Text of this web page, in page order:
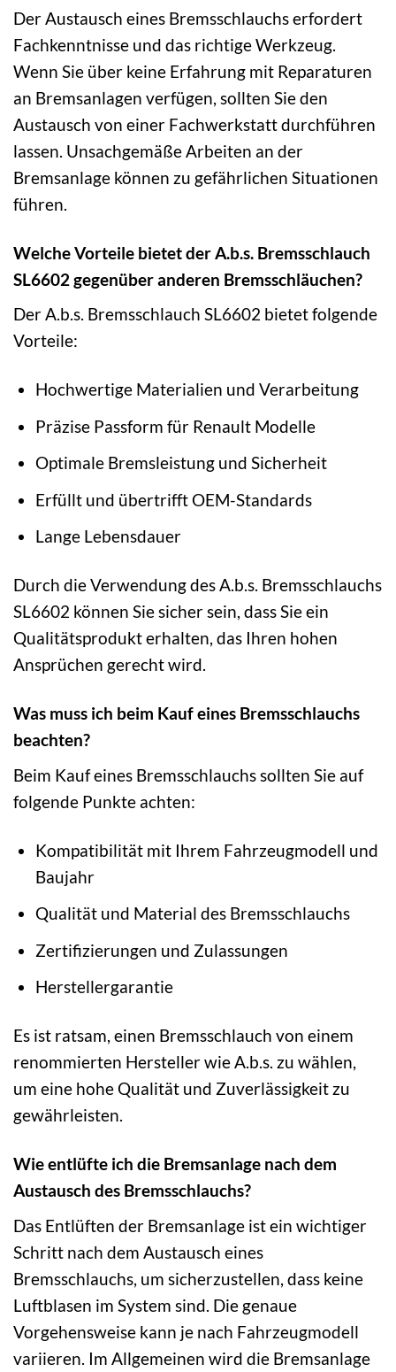
Der Austausch eines Bremsschlauchs erfordert
Fachkenntnisse und das richtige Werkzeug.
Wenn Sie über keine Erfahrung mit Reparaturen
an Bremsanlagen verfügen, sollten Sie den
Austausch von einer Fachwerkstatt durchführen
lassen. Unsachgemäße Arbeiten an der
Bremsanlage können zu gefährlichen Situationen
führen.
Welche Vorteile bietet der A.b.s. Bremsschlauch
SL6602 gegenüber anderen Bremsschläuchen?
Der A.b.s. Bremsschlauch SL6602 bietet folgende
Vorteile:
Hochwertige Materialien und Verarbeitung
Präzise Passform für Renault Modelle
Optimale Bremsleistung und Sicherheit
Erfüllt und übertrifft OEM-Standards
Lange Lebensdauer
Durch die Verwendung des A.b.s. Bremsschlauchs
SL6602 können Sie sicher sein, dass Sie ein
Qualitätsprodukt erhalten, das Ihren hohen
Ansprüchen gerecht wird.
Was muss ich beim Kauf eines Bremsschlauchs
beachten?
Beim Kauf eines Bremsschlauchs sollten Sie auf
folgende Punkte achten:
Kompatibilität mit Ihrem Fahrzeugmodell und
Baujahr
Qualität und Material des Bremsschlauchs
Zertifizierungen und Zulassungen
Herstellergarantie
Es ist ratsam, einen Bremsschlauch von einem
renommierten Hersteller wie A.b.s. zu wählen,
um eine hohe Qualität und Zuverlässigkeit zu
gewährleisten.
Wie entlüfte ich die Bremsanlage nach dem
Austausch des Bremsschlauchs?
Das Entlüften der Bremsanlage ist ein wichtiger
Schritt nach dem Austausch eines
Bremsschlauchs, um sicherzustellen, dass keine
Luftblasen im System sind. Die genaue
Vorgehensweise kann je nach Fahrzeugmodell
variieren. Im Allgemeinen wird die Bremsanlage